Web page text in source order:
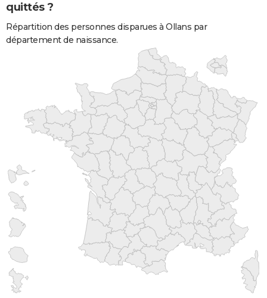
quittés ?
Répartition des personnes disparues à Ollans par
département de naissance.